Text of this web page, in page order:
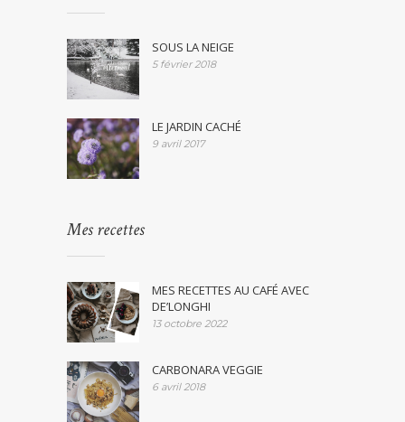
SOUS LA NEIGE
5 février 2018
LE JARDIN CACHÉ
9 avril 2017
Mes recettes
MES RECETTES AU CAFÉ AVEC
DE’LONGHI
13 octobre 2022
CARBONARA VEGGIE
6 avril 2018